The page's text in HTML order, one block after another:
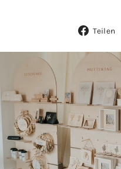
Teilen